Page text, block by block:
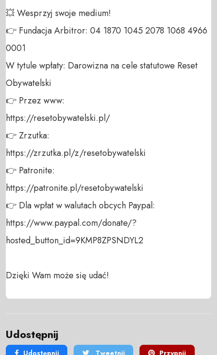
💥 Wesprzyj swoje medium!
👉 Fundacja Arbitror: 04 1870 1045 2078 1068 4966
0001
W tytule wpłaty: Darowizna na cele statutowe Reset
Obywatelski
👉 Przez www:
https://resetobywatelski.pl/
👉 Zrzutka:
https://zrzutka.pl/z/resetobywatelski
👉 Patronite:
https://patronite.pl/resetobywatelski
👉 Dla wpłat w walutach obcych Paypal:
https://www.paypal.com/donate/?
hosted_button_id=9KMP8ZPSNDYL2
Dzięki Wam może się udać!
Udostępnij